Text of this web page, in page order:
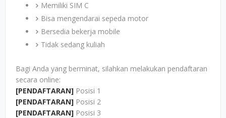
Memiliki SIM C
Bisa mengendarai sepeda motor
Bersedia bekerja mobile
Tidak sedang kuliah
Bagi Anda yang berminat, silahkan melakukan pendaftaran
secara online:
[PENDAFTARAN] Posisi 1
[PENDAFTARAN] Posisi 2
[PENDAFTARAN] Posisi 3